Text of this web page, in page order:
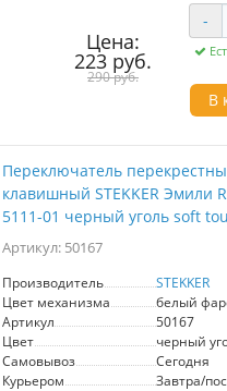
обеспечивает приятные
ощущения. Его современный и
дизайн идеально впишется в
добавляя нотку элегантности.
установки и эксплуатации делает
выключатель удобным выбором
офиса. Самозажимной механизм
минимизируя риск поломки.
устойчивость к механическим
Выбор STEKKER — это
безопасности и комфорте вашего
пространства.
Цена:
223 руб.
290 руб.
-
В
Переключатель
клавишный STEKKER Эмили
5111-01 черный уголь soft
Артикул: 50167
Производитель
STEKKER
Цвет механизма
белый
Артикул
50167
Цвет
черный
Самовывоз
Сегодня
Курьером
Завтра/